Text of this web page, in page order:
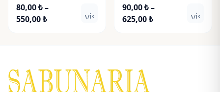
80,00₺–
550,00₺Fiyat
visibility
90,00₺–
625,00₺Fiyat